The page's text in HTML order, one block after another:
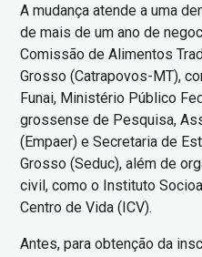
A mudança atende a uma
de mais de um ano de
Comissão de Alimentos
Grosso (Catrapovos-MT),
Funai, Ministério Público
grossense de Pesquisa,
(Empaer) e Secretaria de
Grosso (Seduc), além de
civil, como o Instituto
Centro de Vida (ICV).
Antes, para obtenção da